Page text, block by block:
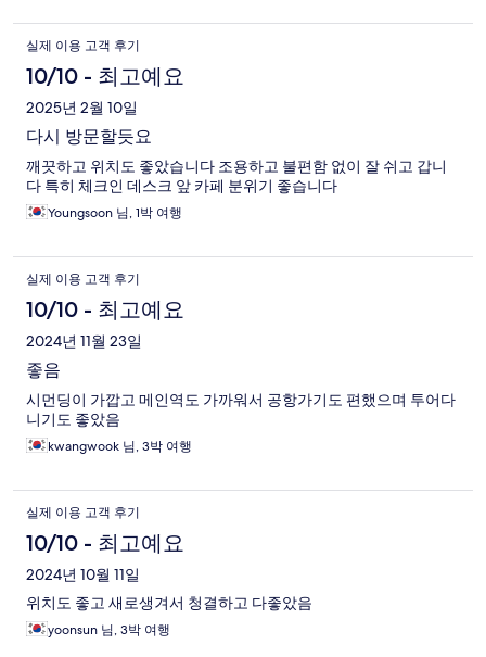
실제 이용 고객 후기
10/10 - 최고예요
2025년 2월 10일
다시 방문할듯요
깨끗하고 위치도 좋았습니다 조용하고 불편함 없이 잘 쉬고 갑니
다 특히 체크인 데스크 앞 카페 분위기 좋습니다
Youngsoon 님, 1박 여행
실제 이용 고객 후기
10/10 - 최고예요
2024년 11월 23일
좋음
시먼딩이 가깝고 메인역도 가까워서 공항가기도 편했으며 투어다
니기도 좋았음
kwangwook 님, 3박 여행
실제 이용 고객 후기
10/10 - 최고예요
2024년 10월 11일
위치도 좋고 새로생겨서 청결하고 다좋았음
yoonsun 님, 3박 여행